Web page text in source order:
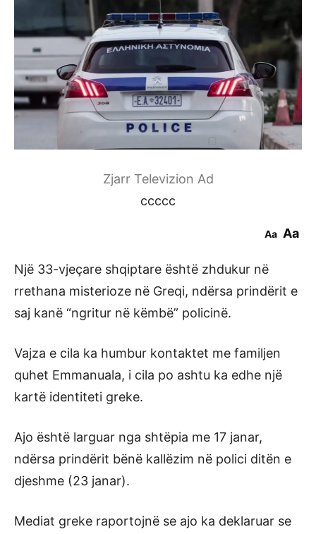
Zjarr Televizion Ad
ccccc
Aa Aa
Një 33-vjeçare shqiptare është zhdukur në
rrethana misterioze në Greqi, ndërsa prindërit e
saj kanë “ngritur në këmbë” policinë.
Vajza e cila ka humbur kontaktet me familjen
quhet Emmanuala, i cila po ashtu ka edhe një
kartë identiteti greke.
Ajo është larguar nga shtëpia me 17 janar,
ndërsa prindërit bënë kallëzim në polici ditën e
djeshme (23 janar).
Mediat greke raportojnë se ajo ka deklaruar se